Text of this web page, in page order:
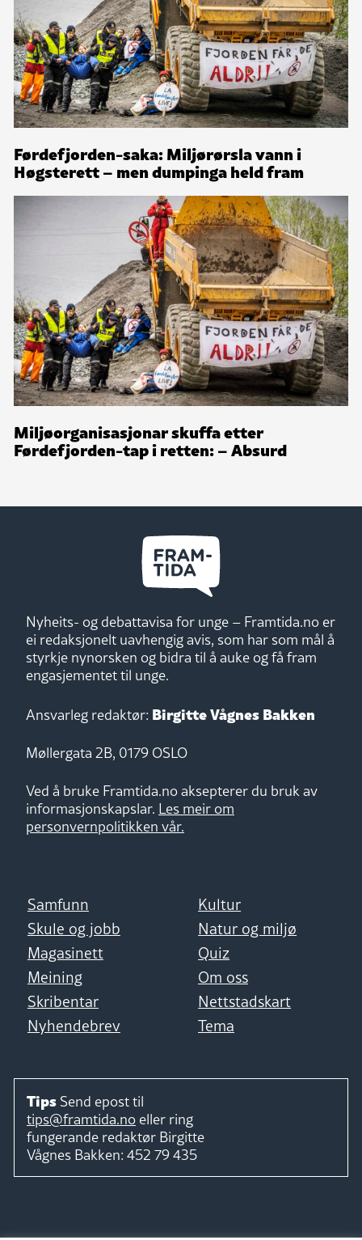
Førdefjorden-saka: Miljørørsla vann i
Høgsterett – men dumpinga held fram
Miljøorganisasjonar skuffa etter
Førdefjorden-tap i retten: – Absurd
Nyheits- og debattavisa for unge – Framtida.no er
ei redaksjonelt uavhengig avis, som har som mål å
styrkje nynorsken og bidra til å auke og få fram
engasjementet til unge.
Ansvarleg redaktør: Birgitte Vågnes Bakken
Møllergata 2B, 0179 OSLO
Ved å bruke Framtida.no aksepterer du bruk av
informasjonskapslar. Les meir om
personvernpolitikken vår.
Samfunn
Kultur
Skule og jobb
Natur og miljø
Magasinett
Quiz
Meining
Om oss
Skribentar
Nettstadskart
Nyhendebrev
Tema
Tips Send epost til
tips@framtida.no eller ring
fungerande redaktør Birgitte
Vågnes Bakken: 452 79 435